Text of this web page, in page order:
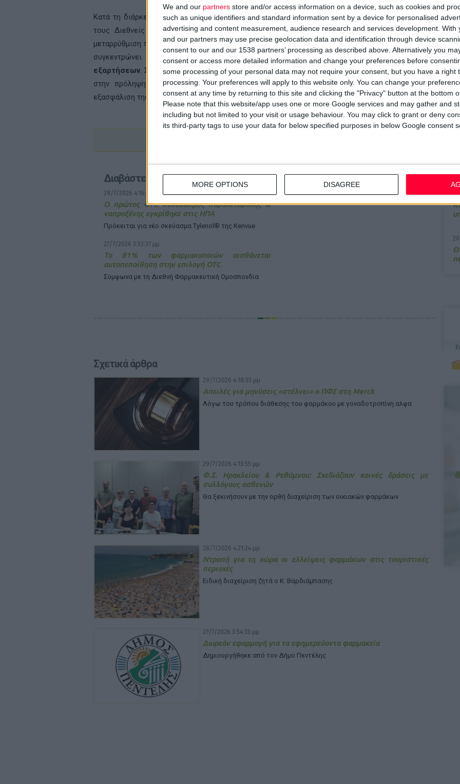
We and our partners store and/or access information on a device, such as cookies and
such as unique identifiers and standard information sent by a device for personalised
advertising and content measurement, audience research and services development. With
and our partners may use precise geolocation data and identification through device
consent to our and our 1538 partners’ processing as described above. Alternatively you
consent or access more detailed information and change your preferences before
some processing of your personal data may not require your consent, but you have a right
processing. Your preferences will apply to this website only. You can change your
consent at any time by returning to this site and clicking the "Privacy" button at the bottom
Please note that this website/app uses one or more Google services and may gather and
including but not limited to your visit or usage behaviour. You may click to grant or deny
its third-party tags to use your data for below specified purposes in below Google consent
MORE OPTIONS DISAGREE
7/
Ο
Κατά τη διάρκεια της εκδήλωσης ο μόνιμος αντιπρόσωπος της Ελλάδας στα Ηνωμένα Έθνη και
τους Διεθνείς Οργανισμούς της Γενεύης Πρέσβης Ιωάννης Γκίκας παρουσίασε τη σημαντική
μεταρρύθμιση που έγινε στη χώρα, με τη δημιουργία του ΕΟΠΑΕ, ενός ενιαίου εθνικού φορέα που
συγκεντρώνει για πρώτη φορά το σύνολο των υπηρεσιών και δομών αντιμετώπισης των
εξαρτήσεων. Στην παρέμβασή του ο Πρέσβης αναφέρθηκε στη σταθερή δέσμευση της χώρας μας
στην πρόληψη των εξαρτήσεων, στη μείωση της βλάβης και στη θεραπεία, αλλά και την
εξασφάλιση της πρόσβασης σε υπηρεσίες υγείας για όλους.
Διαβάστε επίσης
29/7/2026 4:16:29 μμ
Ο πρώτος OTC συνδυασμός παρακεταμόλης &
ναπροξένης εγκρίθηκε στις ΗΠΑ
Πρόκειται για νέο σκεύασμα Tylenol® της Kenvue
27/7/2026 3:53:37 μμ
Το 81% των φαρμακοποιών αισθάνεται
αυτοπεποίθηση στην επιλογή OTC
Σύμφωνα µε τη Διεθνή Φαρμακευτική Ομοσπονδία
Σχετικά άρθρα
29/7/2026 4:18:55 μμ
Απειλές για μηνύσεις «στέλνει» ο ΠΦΣ στη Merck
Λόγω του τρόπου διάθεσης του φαρμάκου με γοναδοτροπίνη αλφα
29/7/2026 4:13:55 μμ
Φ.Σ. Ηρακλείου & Ρεθύμνου: Σχεδιάζουν κοινές δράσεις με
συλλόγους ασθενών
Θα ξεκινήσουν με την ορθή διαχείριση των οικιακών φαρμάκων
28/7/2026 4:21:24 μμ
Ντροπή για τη χώρα οι ελλείψεις φαρμάκων στις τουριστικές
περιοχές
Ειδική διαχείριση ζητά ο Κ. Βαρδιάμπασης
27/7/2026 3:54:33 μμ
Δωρεάν εφαρμογή για τα εφημερεύοντα φαρμακεία
Δημιουργήθηκε από τον Δήμο Πεντέλης